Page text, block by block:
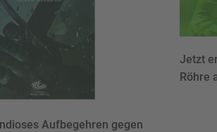
Aufbegehren gegen
Jetzt
Röhre